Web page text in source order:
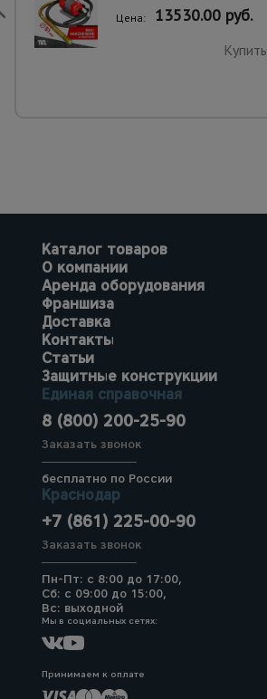
Цена: 13530.00 руб.
Купить
Каталог товаров
О компании
Аренда оборудования
Франшиза
Доставка
Контакты
Статьи
Защитные конструкции
Единая справочная
8 (800) 200-25-90
Заказать звонок
бесплатно по России
Краснодар
+7 (861) 225-00-90
Заказать звонок
Пн-Пт: с 8:00 до 17:00,
Сб: с 09:00 до 15:00,
Вс: выходной
Мы в социальных сетях:
Принимаем к оплате